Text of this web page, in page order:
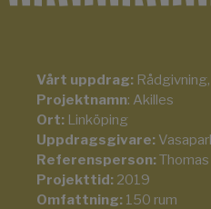
Vårt uppdrag:
Projektnamn: Akilles
Ort: Linköping
Uppdragsgivare:
Referensperson:
Projekttid: 2019
Omfattning: 150 rum